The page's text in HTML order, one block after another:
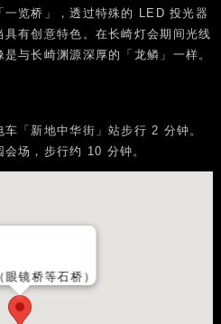
览桥」，透过特殊的 LED 投光器
有创意特色。在长崎灯会期间光线
与长崎渊源深厚的「龙鳞」一样。
「新地中华街」站步行 2 分钟。
场，步行约 10 分钟。
眼镜桥等石桥）